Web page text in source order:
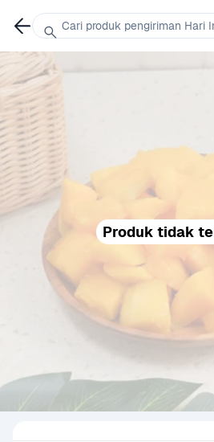
Produk tidak
Cari produk pengiriman Hari